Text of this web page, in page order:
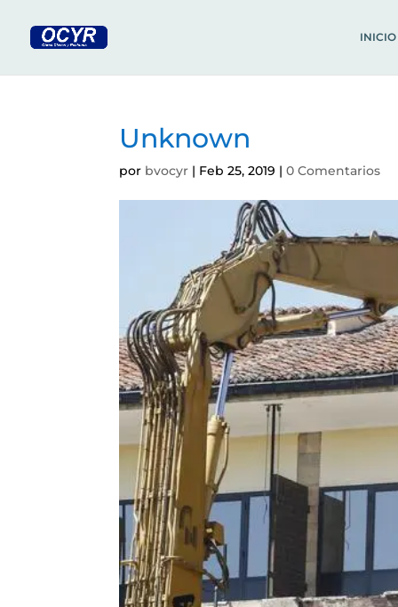
INICIO
Unknown
por bvocyr | Feb 25, 2019 |0 Comentarios